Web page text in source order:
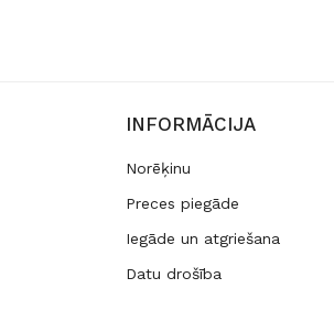
INFORMĀCIJA
Norēķinu
Preces piegāde
Iegāde un atgriešana
Datu drošība